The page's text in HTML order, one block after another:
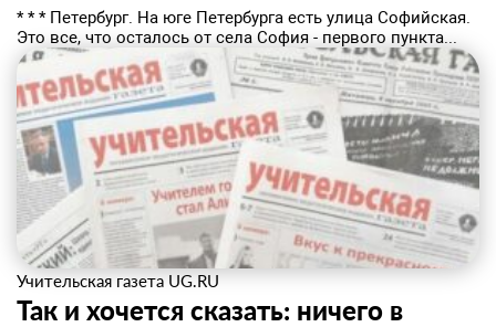
* * * Петербург. На юге Петербурга есть улица Софийская.
Это все, что осталось от села София - первого пункта...
Учительская газета UG.RU
Так и хочется сказать: ничего в